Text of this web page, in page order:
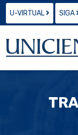
U-VIRTUAL SIGA